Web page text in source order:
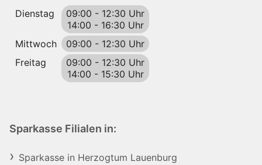
Dienstag
09:00 - 12:30 Uhr
14:00 - 16:30 Uhr
Mittwoch
09:00 - 12:30 Uhr
Freitag
09:00 - 12:30 Uhr
14:00 - 15:30 Uhr
Sparkasse Filialen in:
Sparkasse in Herzogtum Lauenburg